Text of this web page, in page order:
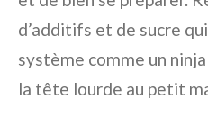
d’additifs et de sucre
système comme un
la tête lourde au petit